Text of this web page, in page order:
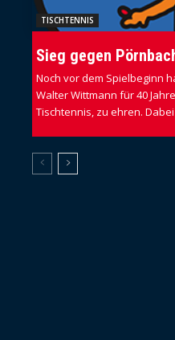
TISCHTENNIS
Sieg gegen
Noch vor dem Spielbeginn
Walter Wittmann für 40
Tischtennis, zu ehren.